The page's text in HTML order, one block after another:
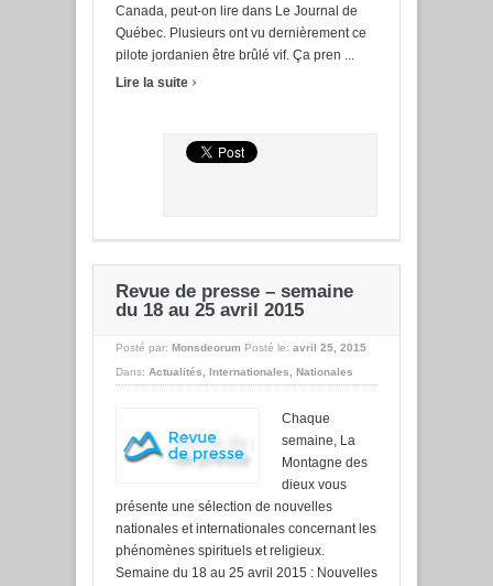
Canada, peut-on lire dans Le Journal de
Québec. Plusieurs ont vu dernièrement ce
pilote jordanien être brûlé vif. Ça pren ...
Lire la suite ›
Revue de presse – semaine
du 18 au 25 avril 2015
Posté par: Monsdeorum Posté le: avril 25, 2015
Dans: Actualités, Internationales, Nationales
Chaque
semaine, La
Montagne des
dieux vous
présente une sélection de nouvelles
nationales et internationales concernant les
phénomènes spirituels et religieux.
Semaine du 18 au 25 avril 2015 : Nouvelles